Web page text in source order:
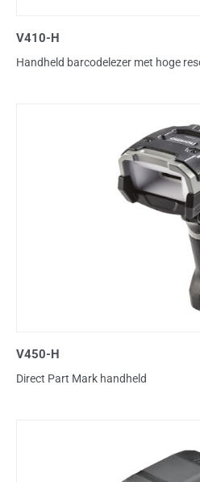
V410-H
Handheld barcodelezer met hoge
V450-H
Direct Part Mark handheld